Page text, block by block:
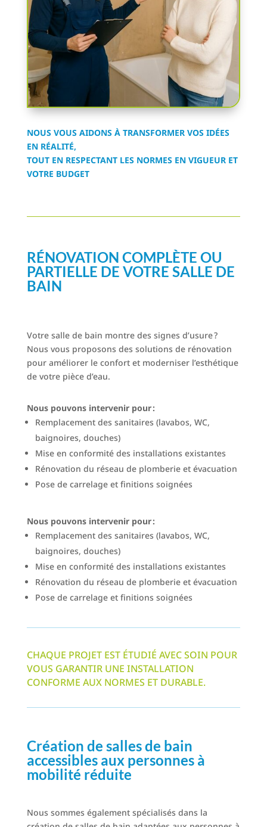
NOUS VOUS AIDONS À TRANSFORMER VOS IDÉES
EN RÉALITÉ,
TOUT EN RESPECTANT LES NORMES EN VIGUEUR ET
VOTRE BUDGET
RÉNOVATION COMPLÈTE OU
PARTIELLE DE VOTRE SALLE DE
BAIN
Votre salle de bain montre des signes d’usure ?
Nous vous proposons des solutions de rénovation
pour améliorer le confort et moderniser l’esthétique
de votre pièce d’eau.
Nous pouvons intervenir pour :
Remplacement des sanitaires (lavabos, WC,
baignoires, douches)
Mise en conformité des installations existantes
Rénovation du réseau de plomberie et évacuation
Pose de carrelage et finitions soignées
Nous pouvons intervenir pour :
Remplacement des sanitaires (lavabos, WC,
baignoires, douches)
Mise en conformité des installations existantes
Rénovation du réseau de plomberie et évacuation
Pose de carrelage et finitions soignées
CHAQUE PROJET EST ÉTUDIÉ AVEC SOIN POUR
VOUS GARANTIR UNE INSTALLATION
CONFORME AUX NORMES ET DURABLE.
Création de salles de bain
accessibles aux personnes à
mobilité réduite
Nous sommes également spécialisés dans la